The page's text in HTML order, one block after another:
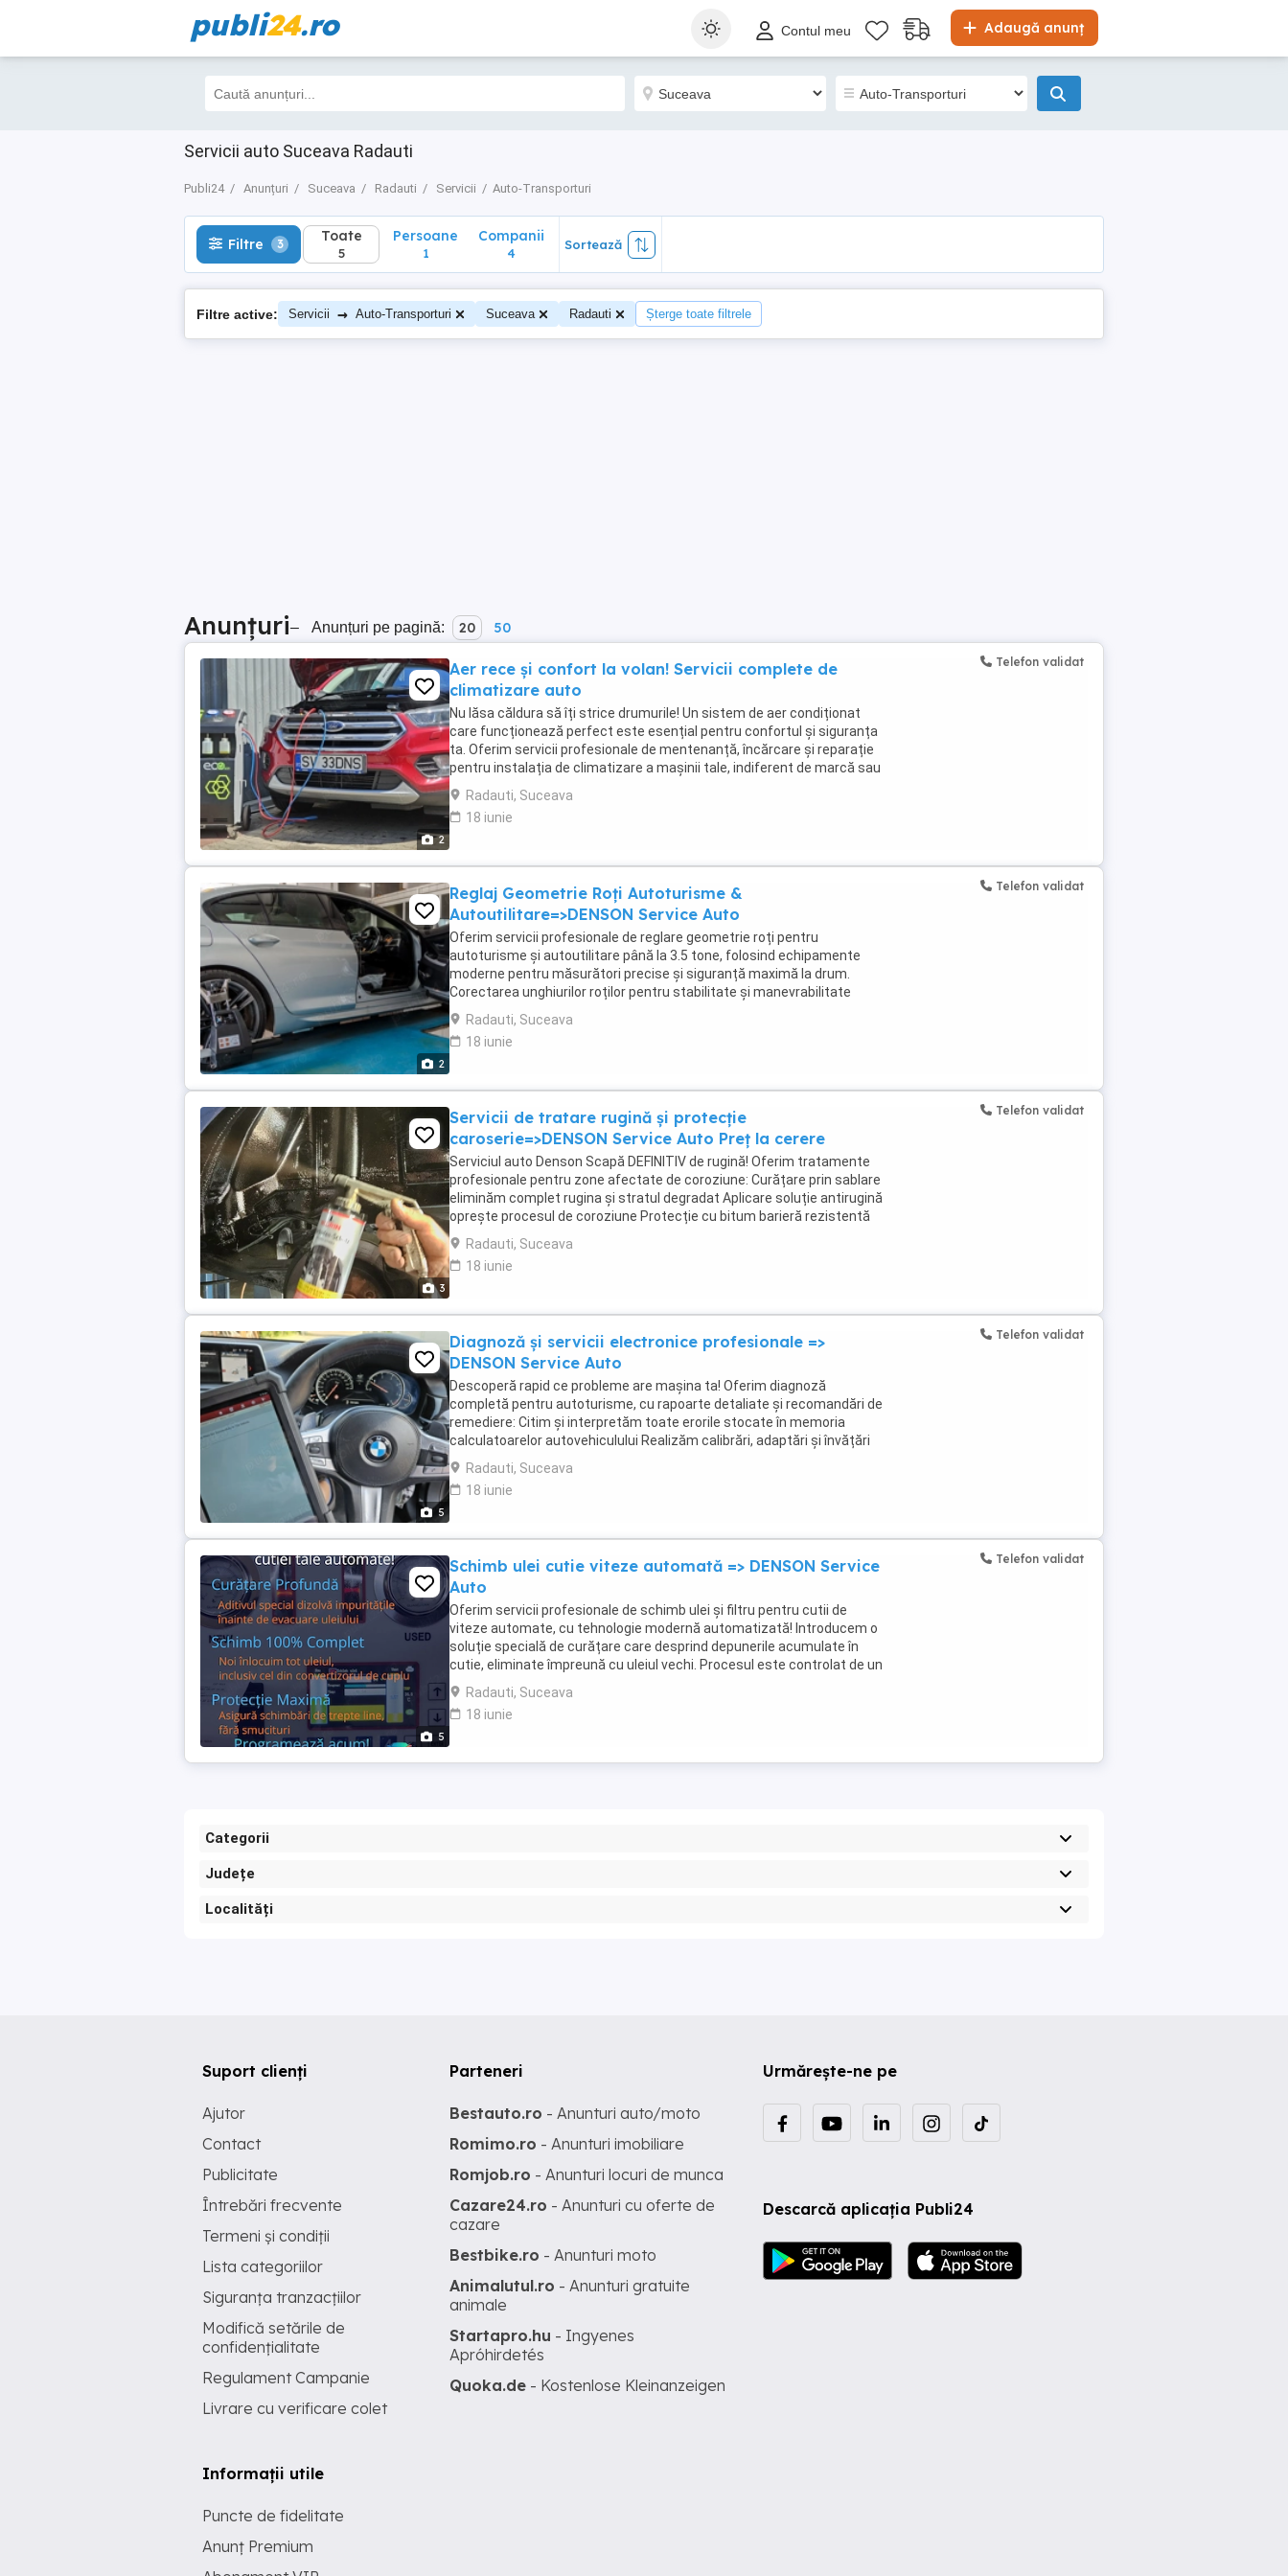
publi24.ro Adaugă anunț
Contul meu
Servicii auto Suceava Radauti
Publi24 Anunțuri Suceava Radauti Servicii Auto-Transporturi
Filtre 3 Toate
5
Filtre 3 Toate
5
Persoane
1
Companii
4
Sortează
Filtre active: Servicii → Auto-Transporturi Suceava Radauti Șterge toate filtrele
Anunțuri– Anunțuri pe pagină: 20 50
2
Aer rece și confort la volan! Servicii complete de
climatizare auto
Nu lăsa căldura să îți strice drumurile! Un sistem de aer condiționat
care funcționează perfect este esențial pentru confortul și siguranța
ta. Oferim servicii profesionale de mentenanță, încărcare și reparație
pentru instalația de climatizare a mașinii tale, indiferent de marcă sau
model. Serviciile ...
Radauti, Suceava
18 iunie
Telefon validat
2
Reglaj Geometrie Roți Autoturisme &
Autoutilitare=>DENSON Service Auto
Oferim servicii profesionale de reglare geometrie roți pentru
autoturisme și autoutilitare până la 3.5 tone, folosind echipamente
moderne pentru măsurători precise și siguranță maximă la drum.
Corectarea unghiurilor roților pentru stabilitate și manevrabilitate
optimă Reducerea uzurii anvelopelor și ...
Radauti, Suceava
18 iunie
Telefon validat
3
Servicii de tratare rugină și protecție
caroserie=>DENSON Service Auto Preț la cerere
Serviciul auto Denson Scapă DEFINITIV de rugină! Oferim tratamente
profesionale pentru zone afectate de coroziune: Curățare prin sablare
eliminăm complet rugina și stratul degradat Aplicare soluție antirugină
oprește procesul de coroziune Protecție cu bitum barieră rezistentă
împotriva umezelii ...
Radauti, Suceava
18 iunie
Telefon validat
5
Diagnoză și servicii electronice profesionale =>
DENSON Service Auto
Descoperă rapid ce probleme are mașina ta! Oferim diagnoză
completă pentru autoturisme, cu rapoarte detaliate și recomandări de
remediere: Citim și interpretăm toate erorile stocate în memoria
calculatoarelor autovehiculului Realizăm calibrări, adaptări și învățări
pentru senzori și actuatori Resetăm ...
Radauti, Suceava
18 iunie
Telefon validat
5
Schimb ulei cutie viteze automată => DENSON Service
Auto
Oferim servicii profesionale de schimb ulei și filtru pentru cutii de
viteze automate, cu tehnologie modernă automatizată! Introducem o
soluție specială de curățare care desprind depunerile acumulate în
cutie, eliminate împreună cu uleiul vechi. Procesul este controlat de un
aparat performant ce asigură ...
Radauti, Suceava
18 iunie
Telefon validat
Categorii
Județe
Localități
Urmărește-ne pe
Descarcă aplicația Publi24
Suport clienți
Ajutor
Contact
Publicitate
Întrebări frecvente
Termeni și condiții
Lista categoriilor
Siguranța tranzacțiilor
Modifică setările de
confidențialitate
Regulament Campanie
Livrare cu verificare colet
Informații utile
Puncte de fidelitate
Anunț Premium
Parteneri
Bestauto.ro - Anunturi auto/moto
Romimo.ro - Anunturi imobiliare
Romjob.ro - Anunturi locuri de munca
Cazare24.ro - Anunturi cu oferte de
cazare
Bestbike.ro - Anunturi moto
Animalutul.ro - Anunturi gratuite
animale
Startapro.hu - Ingyenes
Apróhirdetés
Quoka.de - Kostenlose Kleinanzeigen